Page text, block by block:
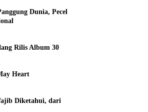
Dunia, Pecel
Rilis Album 30
Heart
Diketahui, dari